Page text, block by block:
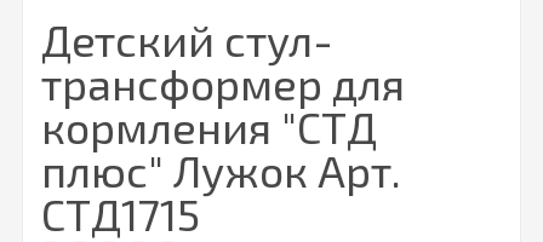
Детский стул-
трансформер для
кормления "СТД
плюс" Лужок Арт.
СТД1715